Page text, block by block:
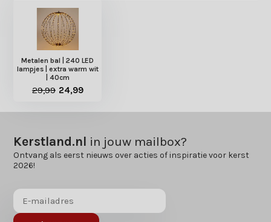
Metalen bal | 240 LED
lampjes | extra warm wit
| 40cm
29,99 24,99
Kerstland.nl in jouw mailbox?
Ontvang als eerst nieuws over acties of inspiratie voor kerst
2026!